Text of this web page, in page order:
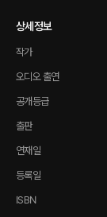
상세정보
작가
오디오 출연
공개등급
출판
연재일
등록일
ISBN